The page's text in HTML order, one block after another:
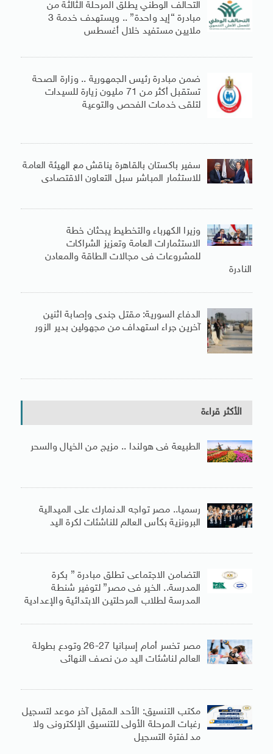
التحالف الوطني يطلق المرحلة الثالثة من
مبادرة “إيد واحدة” .. ويستهدف خدمة 3
ملايين مستفيد خلال أغسطس
ضمن مبادرة رئيس الجمهورية .. وزارة الصحة
تستقبل أكثر من 71 مليون زيارة للسيدات
لتلقى خدمات الفحص والتوعية
سفير باكستان بالقاهرة يناقش مع الهيئة العامة
للاستثمار المباشر سبل التعاون الاقتصادى
وزيرا الكهرباء والتخطيط يبحثان خطة
الاستثمارات العامة وتعزيز الشراكات
للمشروعات فى مجالات الطاقة والمعادن
النادرة
الدفاع السورية: مقتل جندى وإصابة اثنين
آخرين جراء استهداف من مجهولين بدير الزور
الأكثر قراءة
الطبيعة فى هولندا .. مزيج من الخيال والسحر
رسميا.. مصر تواجه الدنمارك على الميدالية
البرونزية بكأس العالم للناشئات لكرة اليد
التضامن الاجتماعى تطلق مبادرة ” بكرة
المدرسة.. الخير فى مصر” لتوفير شنطة
المدرسة لطلاب المرحلتين الابتدائية والإعدادية
مصر تخسر أمام إسبانيا 27-26 وتودع بطولة
العالم لناشئات اليد من نصف النهائى
مكتب التنسيق: الأحد المقبل آخر موعد لتسجيل
رغبات المرحلة الأولى للتنسيق الإلكترونى ولا
مد لفترة التسجيل